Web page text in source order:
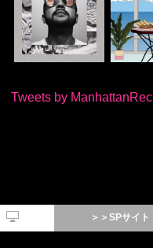
Tweets by ManhattanRec
＞＞SPサイト